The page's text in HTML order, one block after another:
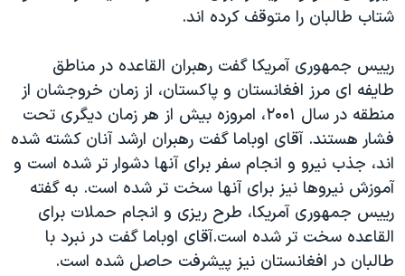
نرگس محمدی برنده جایزه نوبل صلح
همایش محافظه‌کاران آمریکا «سی‌پک»
صفحه‌های ویژه
سفر پرزیدنت ترامپ به چین
شتاب طالبان را متوقف کرده اند.
رییس جمهوری آمریکا گفت رهبران القاعده در مناطق
طایفه ای مرز افغانستان و پاکستان، از زمان خروجشان از
منطقه در سال ۲۰۰۱، امروزه بیش از هر زمان دیگری تحت
فشار هستند. آقای اوباما گفت رهبران ارشد آنان کشته شده
اند، جذب نیرو و انجام سفر برای آنها دشوار تر شده است و
آموزش نیروها نیز برای آنها سخت تر شده است. به گفته
رییس جمهوری آمریکا، طرح ریزی و انجام حملات برای
القاعده سخت تر شده است.آقای اوباما گفت در نبرد با
طالبان در افغانستان نیز پیشرفت حاصل شده است.